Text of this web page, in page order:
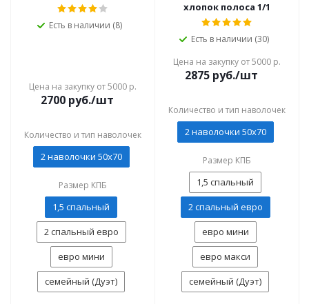
Есть в наличии (8)
Цена на закупку от 5000 р.
2700 руб./шт
Количество и тип наволочек
2 наволочки 50x70
Размер КПБ
1,5 спальный
2 спальный евро
евро мини
семейный (Дуэт)
хлопок полоса 1/1
Есть в наличии (30)
Цена на закупку от 5000 р.
2875 руб./шт
Количество и тип наволочек
2 наволочки 50x70
Размер КПБ
1,5 спальный
2 спальный евро
евро мини
евро макси
семейный (Дуэт)